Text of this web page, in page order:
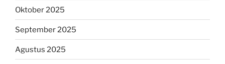
Oktober 2025
September 2025
Agustus 2025